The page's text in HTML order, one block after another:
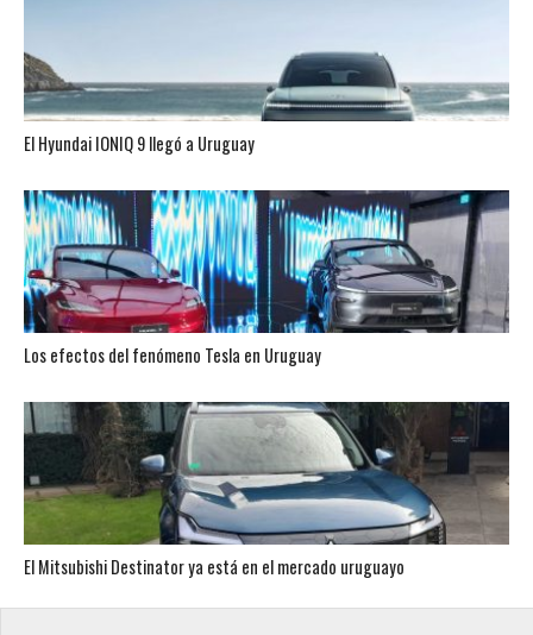
El Hyundai IONIQ 9 llegó a Uruguay
Los efectos del fenómeno Tesla en Uruguay
El Mitsubishi Destinator ya está en el mercado uruguayo